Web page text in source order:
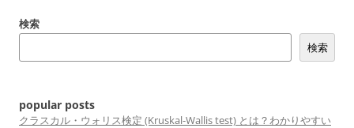
ー
検索
検索
popular posts
クラスカル・ウォリス検定 (Kruskal-Wallis test) とは？わかりやすい